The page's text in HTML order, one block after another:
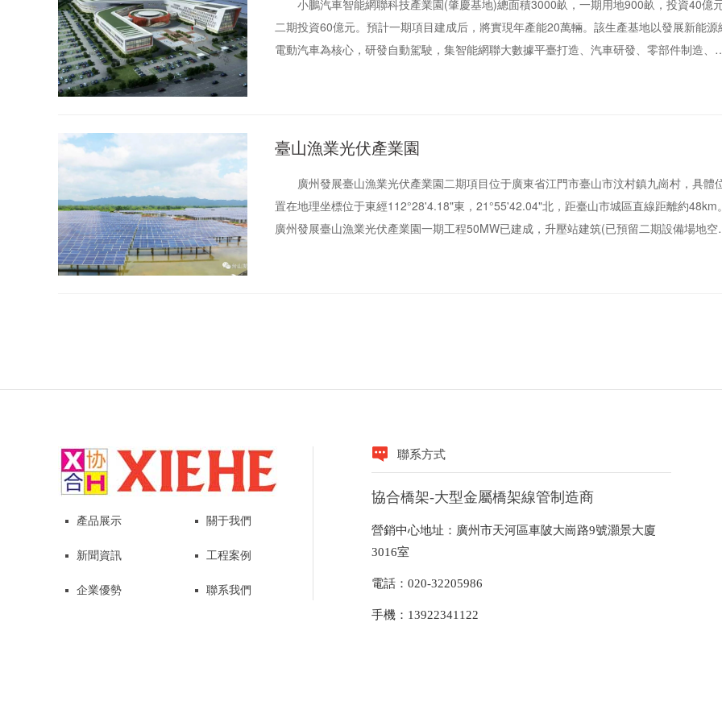
小鵬汽車智能網聯科技產業園(肇慶基地)總面積3000畝，一期用地900畝，投資40億
二期投資60億元。預計一期項目建成后，將實現年產能20萬輛。該生產基地以發展新能源
電動汽車為核心，研發自動駕駛，集智能網聯大數據平臺打造、汽車研發、零部件制造、
臺山漁業光伏產業園
廣州發展臺山漁業光伏產業園二期項目位于廣東省江門市臺山市汶村鎮九崗村，具體
置在地理坐標位于東經112°28'4.18"東，21°55'42.04"北，距臺山市城區直線距離約48km。
廣州發展臺山漁業光伏產業園一期工程50MW已建成，升壓站建筑(已預留二期設備場地空
產品展示 關于我們
新聞資訊 工程案例
企業優勢 聯系我們
聯系方式
協合橋架-大型金屬橋架線管制造商
營銷中心地址：廣州市天河區車陂大崗路9號灝景大廈
3016室
電話：020-32205986
手機：13922341122